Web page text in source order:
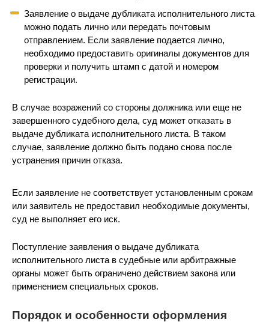
Заявление о выдаче дубликата исполнительного листа
можно подать лично или передать почтовым
отправлением. Если заявление подается лично,
необходимо предоставить оригиналы документов для
проверки и получить штамп с датой и номером
регистрации.
В случае возражений со стороны должника или еще не
завершенного судебного дела, суд может отказать в
выдаче дубликата исполнительного листа. В таком
случае, заявление должно быть подано снова после
устранения причин отказа.
Если заявление не соответствует установленным срокам
или заявитель не предоставил необходимые документы,
суд не выполняет его иск.
Поступление заявления о выдаче дубликата
исполнительного листа в судебные или арбитражные
органы может быть ограничено действием закона или
применением специальных сроков.
Порядок и особенности оформления